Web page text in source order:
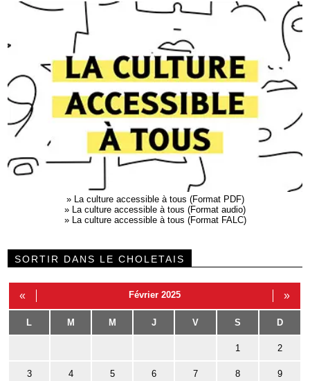
»
La culture accessible à tous (Format PDF)
»
La culture accessible à tous (Format audio)
»
La culture accessible à tous (Format FALC)
SORTIR DANS LE CHOLETAIS
« Février 2025 »
L M M J V S D
1 2
3 4 5 6 7 8 9